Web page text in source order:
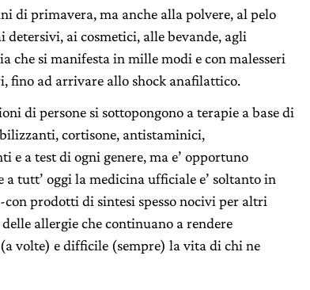
di primavera, ma anche alla polvere, al pelo
detersivi, ai cosmetici, alle bevande, agli
che si manifesta in mille modi e con malesseri
fino ad arrivare allo shock anafilattico.
di persone si sottopongono a terapie a base di
cortisone, antistaminici,
e a test di ogni genere, ma e’ opportuno
a tutt’ oggi la medicina ufficiale e’ soltanto in
prodotti di sintesi spesso nocivi per altri
allergie che continuano a rendere
volte) e difficile (sempre) la vita di chi ne